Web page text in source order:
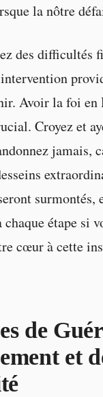
la nôtre
des difficultés
intervention
Avoir la foi en
Croyez et
jamais,
surmontés,
étape si
cœur à cette
de
et